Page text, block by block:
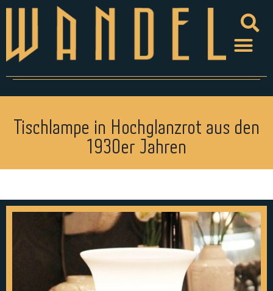
Tischlampe in Hochglanzrot aus den
1930er Jahren